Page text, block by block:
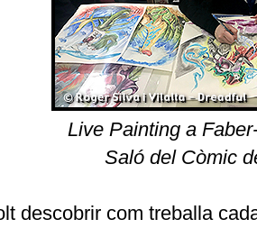
Live Painting a
Saló del Còmic
descobrir com treballa